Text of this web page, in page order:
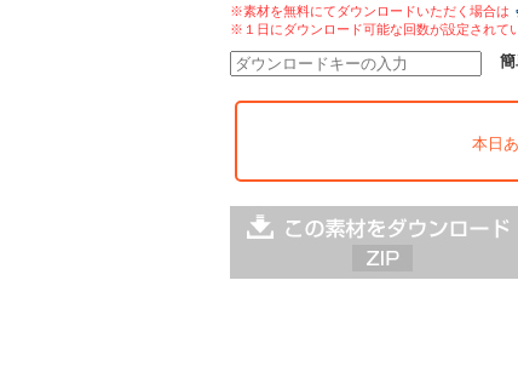
※素材を無料にてダウンロードいただく場合は
※１日にダウンロード可能な回数が設定されて
本日